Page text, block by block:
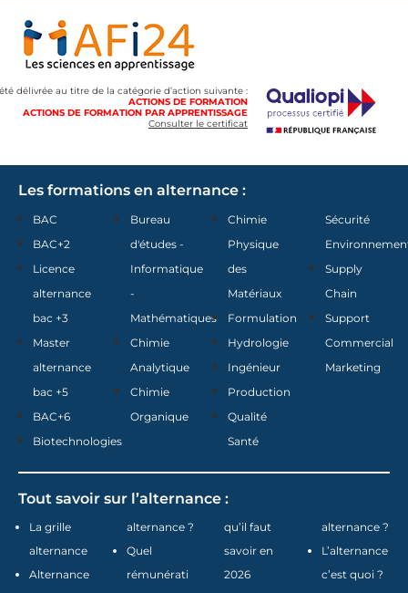
délivrée au titre de la catégorie d’action suivante :
ACTIONS DE FORMATION
ACTIONS DE FORMATION PAR APPRENTISSAGE
Consulter le certificat
Les formations en alternance :
BAC
BAC+2
Licence
alternance
bac +3
Master
alternance
bac +5
BAC+6
Biotechnologies
Bureau
d'études -
Informatique
-
Mathématiques
Chimie
Analytique
Chimie
Organique
Chimie
Physique
des
Matériaux
Formulation
Hydrologie
Ingénieur
Production
Qualité
Santé
Sécurité
Supply
Chain
Support
Commercial
Marketing
Tout savoir sur l’alternance :
La grille
alternance
Alternance
alternance ?
Quel
rémunérati
qu’il faut
savoir en
2026
alternance ?
L’alternance
c’est quoi ?